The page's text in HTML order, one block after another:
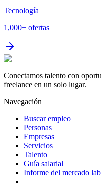
Tecnología
1,000+ ofertas
Conectamos talento con
freelance en un solo lugar.
Navegación
Buscar empleo
Personas
Empresas
Servicios
Talento
Guía salarial
Informe del mercado